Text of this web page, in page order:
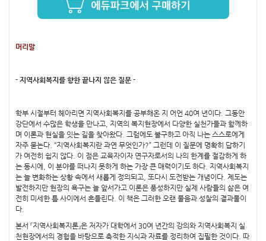
머리말
- 지역사회복지를 향한 끝나지 않은 질문 -
학부 시절부터 헤아리면 지역사회복지를 공부해온 지 어언 40여 년이다. 그동안
강단에서 수많은 학생을 만나고, 지역의 복지현장에서 다양한 실천가들과 함께하
며 이론과 현실을 잇는 길을 찾아왔다. 그럼에도 불구하고 아직 나는 스스로에게
자주 묻는다. “지역사회복지란 과연 무엇인가?” 그런데 이 질문에 명확히 답하기
가 여전히 쉽지 않다. 이 점은 교육자이자 연구자로서의 나의 한계를 절감하게 하
는 동시에, 이 분야를 떠나지 못하게 하는 가장 큰 매력이기도 하다. 지역사회복지
는 늘 변화하는 상황 속에서 새롭게 정의되고, 또다시 도전받는 개념이다. 제도는
발전하지만 현장의 욕구는 늘 앞서가고 이론은 풍성하지만 실제 사람들의 삶은 여
전히 미세한 틈 사이에서 흔들린다. 이 책은 그러한 오랜 물음과 성찰의 결과물이
다.
본서 『지역사회복지론』은 저자가 대학에서 30여 년간의 강의와 지역사회복지 실
천현장에서의 경험을 바탕으로 축적한 지식과 자료를 정리하여 집필한 것이다. 따